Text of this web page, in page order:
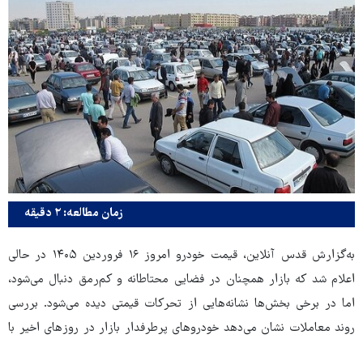
زمان مطالعه: ۲ دقیقه
به‌گزارش قدس آنلاین، قیمت خودرو امروز ۱۶ فروردین ۱۴۰۵ در حالی
اعلام شد که بازار همچنان در فضایی محتاطانه و کم‌رمق دنبال می‌شود،
اما در برخی بخش‌ها نشانه‌هایی از تحرکات قیمتی دیده می‌شود. بررسی
روند معاملات نشان می‌دهد خودروهای پرطرفدار بازار در روزهای اخیر با